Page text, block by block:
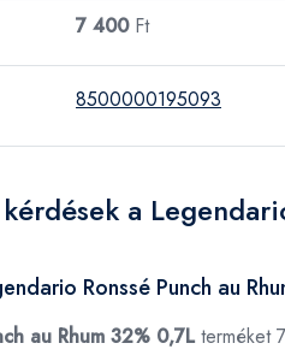
7 400Ft
8500000195093
a
Ronssé Punch au
au Rhum 32% 0,7Lterméket